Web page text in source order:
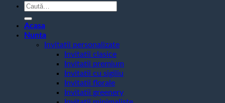
Caută
după:
Acasa
Nunta
Invitatii personalizate
Invitatii clasice
Invitatii premium
Invitatii cu sigiliu
Invitatii florale
Invitatii greenery